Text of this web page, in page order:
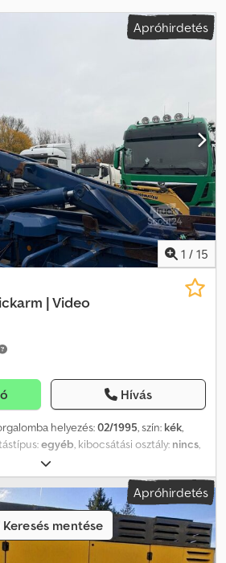
információk nem minősülnek
és nem kötelező érvényűek. Az eladó
felszereltségi tételeket kérés
kell. Az elírás és közbenső értékesítés
Apróhirdetés
1 / 15
| Video
Hívás
helyezés:02/1995, szín: kék,
egyéb, kibocsátási osztály: nincs,
kapcsolattartó: Frank Rau /
Ibrahim / Arab / Angol / Német -
műszaki vizsga/SP/UVV,
kék Extrák a felszereltségben Ár
Rsx Anrsk Felépítmény típusa:
bar, csuklós kar Az elírások jogát
Apróhirdetés
Keresés mentése